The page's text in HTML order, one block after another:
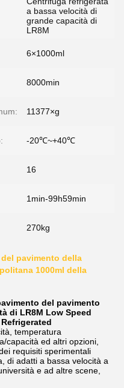
a bassa velocità di
grande capacità di
LR8M
6×1000ml
8000min
11377×g
-20℃~+40℃
16
1min-99h59min
270kg
pavimento della
1000ml della
del pavimento
di LR8M Low Speed
temperatura
capacità ed altri opzioni,
requisiti sperimentali
di adatti a bassa velocità a
e ad altre scene,